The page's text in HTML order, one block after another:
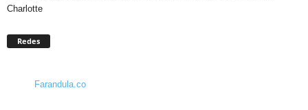
Charlotte
Redes
Farandula.co